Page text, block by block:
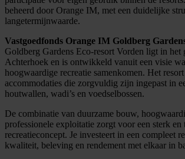
beheerd door Orange IM, met een duidelijke
langetermijnwaarde.
Vastgoedfonds Orange IM Goldberg
Goldberg Gardens Eco-resort Vorden ligt in het
Achterhoek en is ontwikkeld vanuit een visie
hoogwaardige recreatie samenkomen. Het
accommodaties die zorgvuldig zijn ingepast in
houtwallen, wadi’s en voedselbossen.
De combinatie van duurzame bouw,
professionele exploitatie zorgt voor een sterk en
recreatieconcept. Je investeert in een compleet
kwaliteit, beleving en rendement met elkaar in